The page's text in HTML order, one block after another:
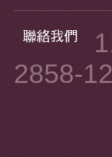
2858-